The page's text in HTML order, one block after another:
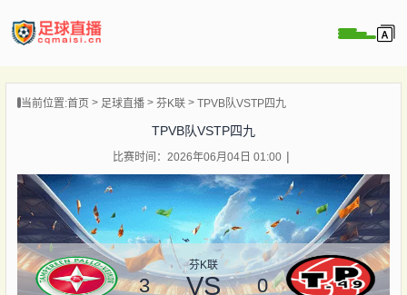
播
闻
当前位置:首页 足球直播 芬K联 TPVB队VSTP四九
TPVB队VSTP四九
比赛时间：2026年06月04日 01:00
芬K联
3 VS 0